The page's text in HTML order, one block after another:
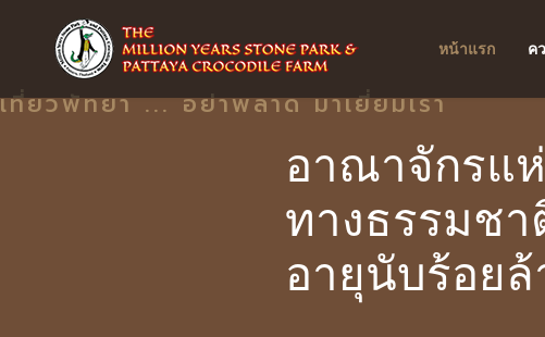
หน้าแรก ค
เที่ยวพัทยา ... อย่าพลาด มาเยี่ยมเรา
อาณาจักรแ
ทางธรรมชา
อายุนับร้อย